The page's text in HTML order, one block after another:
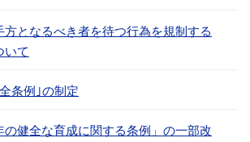
方となるべき者を待つ行為を規制する
いて
条例｣の制定
の健全な育成に関する条例」の一部改